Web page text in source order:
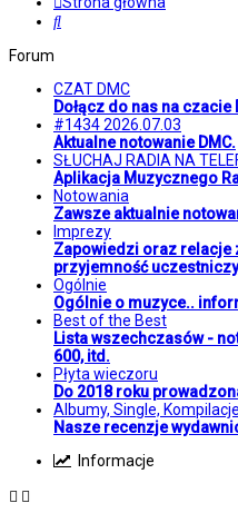
Szukaj
Forum
CZAT DMC
Dołącz do nas na czacie
#1434 2026.07.03
Aktualne notowanie DMC.
SŁUCHAJ RADIA NA
Aplikacja Muzycznego
Notowania
Zawsze aktualnie
Imprezy
Zapowiedzi oraz relacje
przyjemność
Ogólnie
Ogólnie o muzyce..
Best of the Best
Lista wszechczasów -
600, itd.
Płyta wieczoru
Do 2018 roku
Albumy, Single, Kompilacje
Nasze recenzje
Informacje